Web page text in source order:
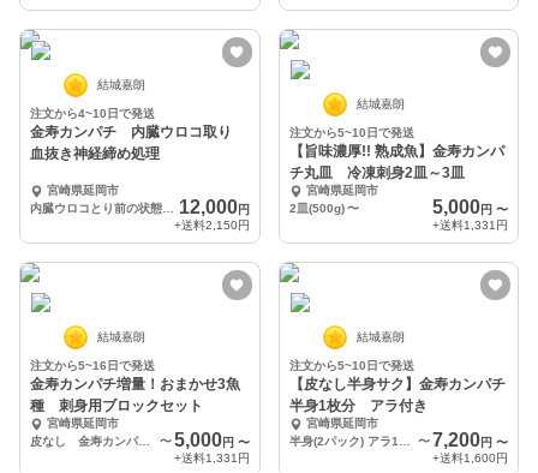
結城嘉朗
注文から4~10日で発送
金寿カンパチ 内臓ウロコ取り
血抜き神経締め処理
宮崎県延岡市
12,000円
+送料2,150円
結城嘉朗
注文から5~10日で発送
【旨味濃厚!! 熟成魚】金寿カンパ
チ丸皿 冷凍刺身2皿～3皿
宮崎県延岡市
2皿(500g) 〜 5,000円 〜
+送料1,331円
結城嘉朗
注文から5~16日で発送
金寿カンパチ増量！おまかせ3魚
種 刺身用ブロックセット
宮崎県延岡市
皮なし 金寿カンパチ2パック＋各1パック✖︎2魚種
〜 5,000円 〜
+送料1,331円
結城嘉朗
注文から5~10日で発送
【皮なし半身サク】金寿カンパチ
半身1枚分 アラ付き
宮崎県延岡市
〜7,200円 〜
+送料1,600円